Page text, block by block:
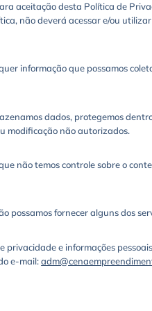
aceitação desta Política de
não deverá acessar e/ou
informação que possamos
dados, protegemos
modificação não autorizados.
não temos controle sobre o
possamos fornecer alguns dos
e informações
e-mail: